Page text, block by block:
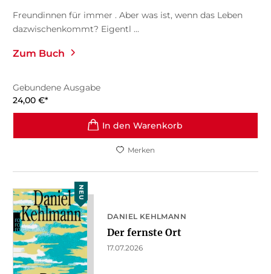
Freundinnen für immer . Aber was ist, wenn das Leben
dazwischenkommt? Eigentl ...
Zum Buch
Gebundene Ausgabe
24,00 €*
In den Warenkorb
Merken
NEU
DANIEL KEHLMANN
Der fernste Ort
17.07.2026